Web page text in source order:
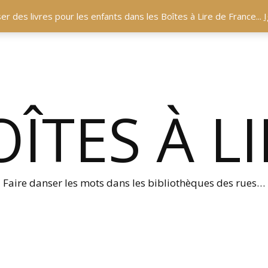
des livres pour les enfants dans les Boîtes à Lire de France...
À
Faire danser les mots dans les bibliothèques des rues…